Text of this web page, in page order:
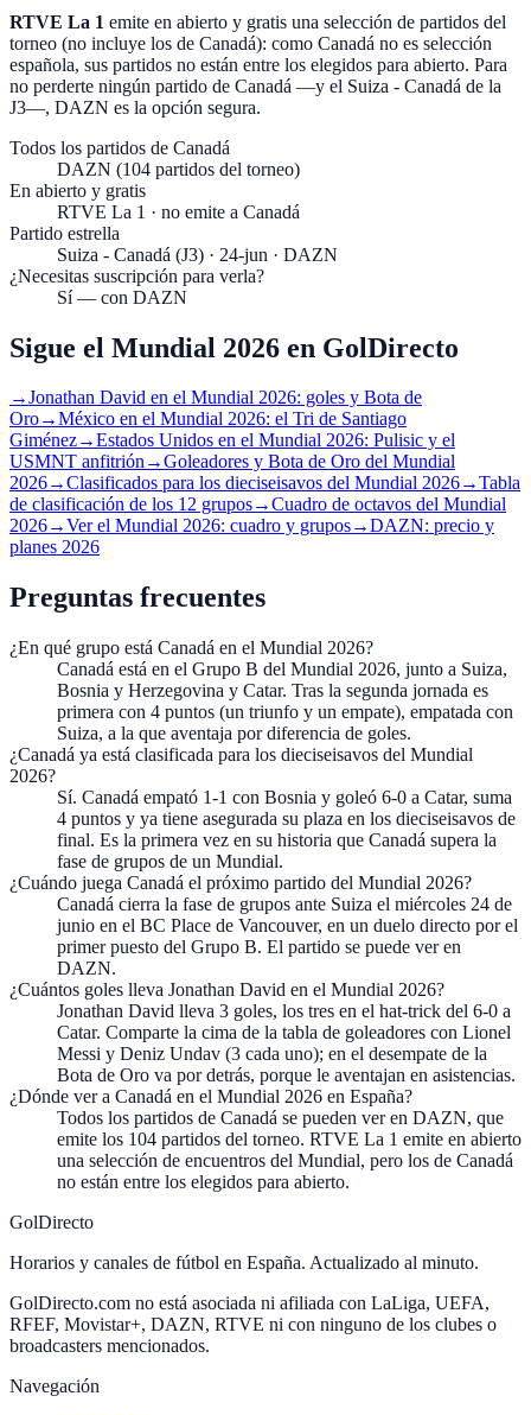
RTVE La 1 emite en abierto y gratis una selección de partidos del
torneo (no incluye los de Canadá): como Canadá no es selección
española, sus partidos no están entre los elegidos para abierto. Para
no perderte ningún partido de Canadá —y el Suiza - Canadá de la
J3—, DAZN es la opción segura.
Todos los partidos de Canadá
DAZN (104 partidos del torneo)
En abierto y gratis
RTVE La 1 · no emite a Canadá
Partido estrella
Suiza - Canadá (J3) · 24-jun · DAZN
¿Necesitas suscripción para verla?
Sí — con DAZN
Sigue el Mundial 2026 en GolDirecto
→Jonathan David en el Mundial 2026: goles y Bota de
Oro→México en el Mundial 2026: el Tri de Santiago
Giménez→Estados Unidos en el Mundial 2026: Pulisic y el
USMNT anfitrión→Goleadores y Bota de Oro del Mundial
2026→Clasificados para los dieciseisavos del Mundial 2026→Tabla
de clasificación de los 12 grupos→Cuadro de octavos del Mundial
2026→Ver el Mundial 2026: cuadro y grupos→DAZN: precio y
planes 2026
Preguntas frecuentes
¿En qué grupo está Canadá en el Mundial 2026?
Canadá está en el Grupo B del Mundial 2026, junto a Suiza,
Bosnia y Herzegovina y Catar. Tras la segunda jornada es
primera con 4 puntos (un triunfo y un empate), empatada con
Suiza, a la que aventaja por diferencia de goles.
¿Canadá ya está clasificada para los dieciseisavos del Mundial
2026?
Sí. Canadá empató 1-1 con Bosnia y goleó 6-0 a Catar, suma
4 puntos y ya tiene asegurada su plaza en los dieciseisavos de
final. Es la primera vez en su historia que Canadá supera la
fase de grupos de un Mundial.
¿Cuándo juega Canadá el próximo partido del Mundial 2026?
Canadá cierra la fase de grupos ante Suiza el miércoles 24 de
junio en el BC Place de Vancouver, en un duelo directo por el
primer puesto del Grupo B. El partido se puede ver en
DAZN.
¿Cuántos goles lleva Jonathan David en el Mundial 2026?
Jonathan David lleva 3 goles, los tres en el hat-trick del 6-0 a
Catar. Comparte la cima de la tabla de goleadores con Lionel
Messi y Deniz Undav (3 cada uno); en el desempate de la
Bota de Oro va por detrás, porque le aventajan en asistencias.
¿Dónde ver a Canadá en el Mundial 2026 en España?
Todos los partidos de Canadá se pueden ver en DAZN, que
emite los 104 partidos del torneo. RTVE La 1 emite en abierto
una selección de encuentros del Mundial, pero los de Canadá
no están entre los elegidos para abierto.
GolDirecto
Horarios y canales de fútbol en España. Actualizado al minuto.
GolDirecto.com no está asociada ni afiliada con LaLiga, UEFA,
RFEF, Movistar+, DAZN, RTVE ni con ninguno de los clubes o
broadcasters mencionados.
Navegación